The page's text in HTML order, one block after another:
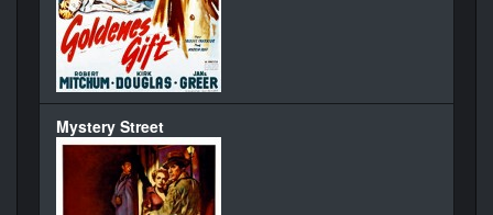
Mystery Street